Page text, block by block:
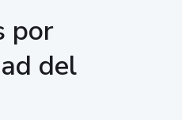
por
del